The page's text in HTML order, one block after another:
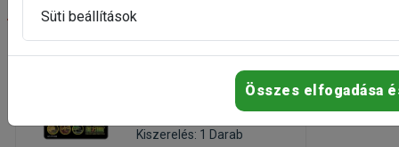
-20%
ExoTerra Analog
Kiszerelés: 1 Darab
Süti beállítások
Összes elfogadása